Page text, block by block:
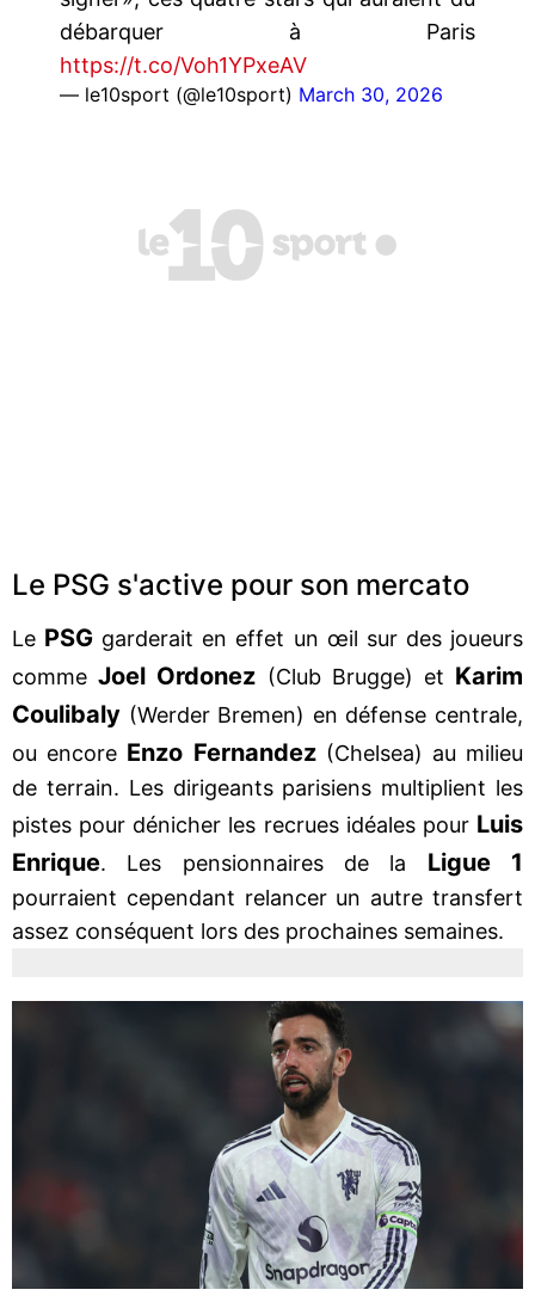
débarquer à Paris
https://t.co/Voh1YPxeAV
— le10sport (@le10sport) March 30, 2026
Le PSG s'active pour son mercato
Le PSG garderait en effet un œil sur des joueurs
commeJoel Ordonez (Club Brugge) et Karim
Coulibaly (Werder Bremen) en défense centrale,
ou encore Enzo Fernandez (Chelsea) au milieu
de terrain. Les dirigeants parisiens multiplient les
pistes pour dénicher les recrues idéales pour Luis
Enrique. Les pensionnaires de la Ligue 1
pourraient cependant relancer un autre transfert
assez conséquent lors des prochaines semaines.